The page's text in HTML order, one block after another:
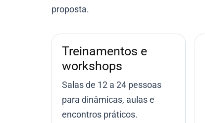
proposta.
Treinamentos e
workshops
Salas de 12 a 24 pessoas
para dinâmicas, aulas e
encontros práticos.